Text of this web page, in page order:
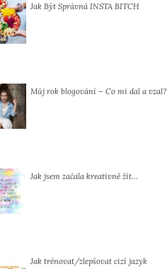
Jak Být Správná INSTA BITCH
Můj rok blogování – Co mi dal a vzal?
Jak jsem začala kreativně žít…
Jak trénovat/zlepšovat cizí jazyk